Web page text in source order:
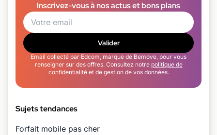
Inscrivez-vous à nos actus et bons plans
Valider
Email collecté par Edcom, marque de Bemove, pour vous
renseigner sur des offres. Consultez notre politique de
confidentialitéet de gestion de vos données.
Sujets tendances
Forfait mobile pas cher